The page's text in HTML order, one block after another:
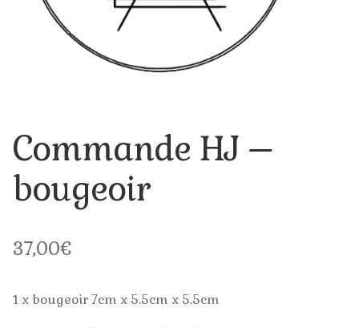
Bol
Coquetier
Plat à Tarte
Pour Offrir
Commande HJ –
bougeoir
37,00€
1 x bougeoir 7cm x 5.5cm x 5.5cm